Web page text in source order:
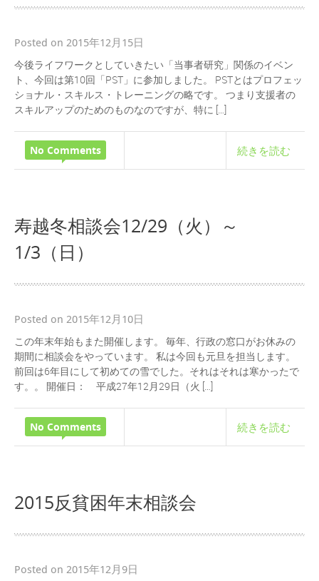
Posted on 2015年12月15日
今後ライフワークとしていきたい「当事者研究」関係のイベン
ト、今回は第10回「PST」に参加しました。 PSTとはプロフェッ
ショナル・スキルス・トレーニングの略です。 つまり支援者の
スキルアップのためのものなのですが、特に […]
No Comments 続きを読む
寿越冬相談会12/29（火）～
1/3（日）
Posted on 2015年12月10日
この年末年始もまた開催します。 毎年、行政の窓口がお休みの
期間に相談会をやっています。 私は今回も元旦を担当します。
前回は6年目にして初めての雪でした。それはそれは寒かったで
す。。 開催日： 平成27年12月29日（火 […]
No Comments 続きを読む
2015反貧困年末相談会
Posted on 2015年12月9日